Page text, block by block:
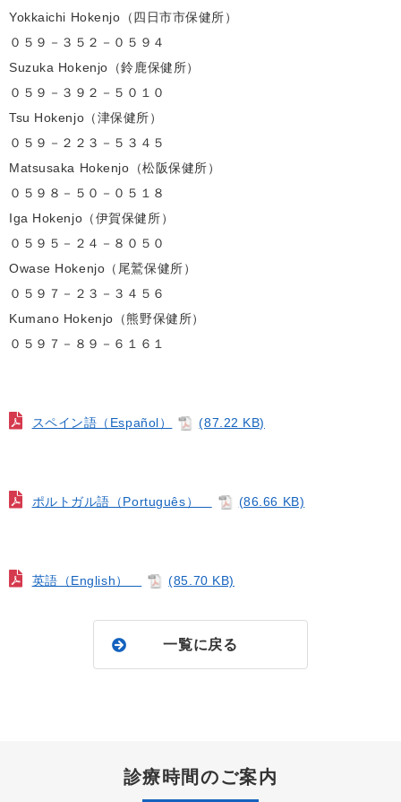
Yokkaichi Hokenjo（四日市市保健所）
０５９－３５２－０５９４
Suzuka Hokenjo（鈴鹿保健所）
０５９－３９２－５０１０
Tsu Hokenjo（津保健所）
０５９－２２３－５３４５
Matsusaka Hokenjo（松阪保健所）
０５９８－５０－０５１８
Iga Hokenjo（伊賀保健所）
０５９５－２４－８０５０
Owase Hokenjo（尾鷲保健所）
０５９７－２３－３４５６
Kumano Hokenjo（熊野保健所）
０５９７－８９－６１６１
スペイン語（Español） (87.22 KB)
ポルトガル語（Português） (86.66 KB)
英語（English） (85.70 KB)
一覧に戻る
診療時間のご案内